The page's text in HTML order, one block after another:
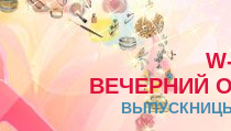
ВЕЧЕРНИЙ